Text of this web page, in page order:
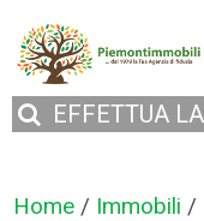
EFFETTUA
Home / Immobili /